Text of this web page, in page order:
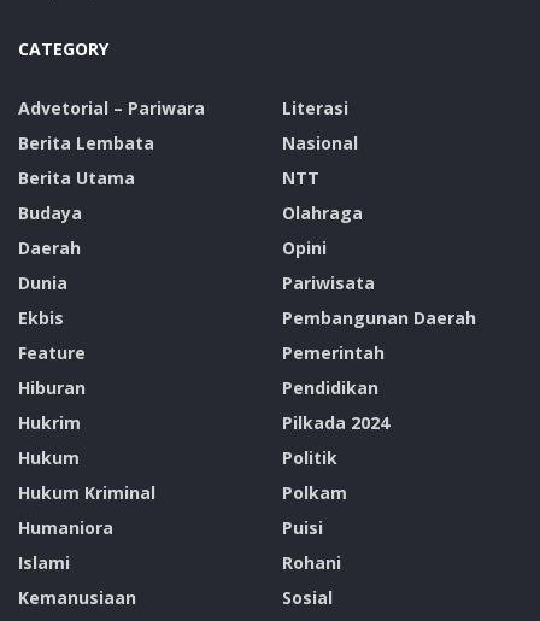
CATEGORY
Advetorial – Pariwara
Berita Lembata
Berita Utama
Budaya
Daerah
Dunia
Ekbis
Feature
Hiburan
Hukrim
Hukum
Hukum Kriminal
Humaniora
Islami
Kemanusiaan
Literasi
Nasional
NTT
Olahraga
Opini
Pariwisata
Pembangunan Daerah
Pemerintah
Pendidikan
Pilkada 2024
Politik
Polkam
Puisi
Rohani
Sosial